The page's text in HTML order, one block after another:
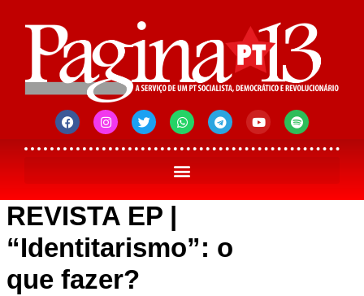
REVISTA EP |
“Identitarismo”: o
que fazer?